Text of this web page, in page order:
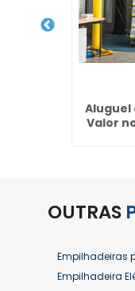
Aluguel
Valor
OUTRAS
Empilhadeiras
Empilhadeira